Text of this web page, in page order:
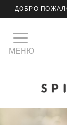
ДОБРО
МЕНЮ